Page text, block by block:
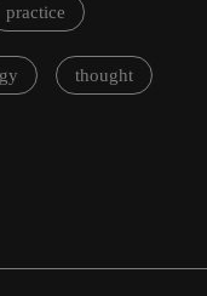
practice
thought